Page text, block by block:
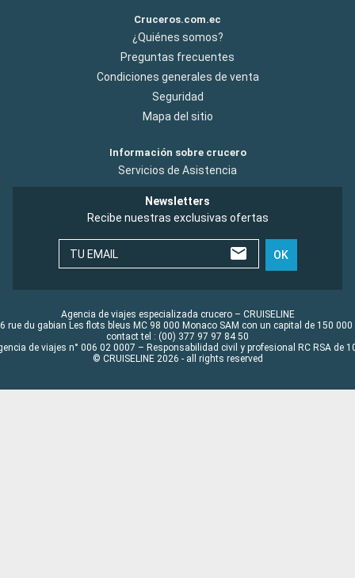
Cruceros.com.ec
¿Quiénes somos?
Preguntas frecuentes
Condiciones generales de venta
Seguridad
Mapa del sitio
Información sobre crucero
Servicios de Asistencia
Newsletters
Recibe nuestras exclusivas ofertas
TU EMAIL OK
Agencia de viajes especializada crucero – CRUISELINE
rue du gabian Les flots bleus MC 98 000 Monaco SAM con un capital de 150 000
contact tel : (00) 377 97 97 84 50
de viajes n° 006 02 0007 – Responsabilidad civil y profesional RC RSA de
© CRUISELINE 2026 - all rights reserved